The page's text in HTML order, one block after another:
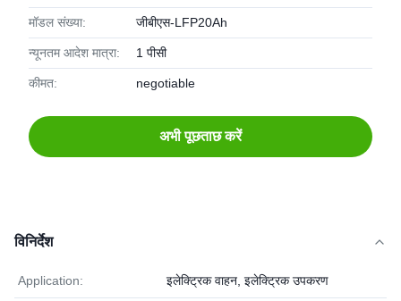
मॉडल संख्या: जीबीएस-LFP20Ah
न्यूनतम आदेश मात्रा: 1 पीसी
कीमत: negotiable
अभी पूछताछ करें
विनिर्देश
Application: इलेक्ट्रिक वाहन, इलेक्ट्रिक उपकरण